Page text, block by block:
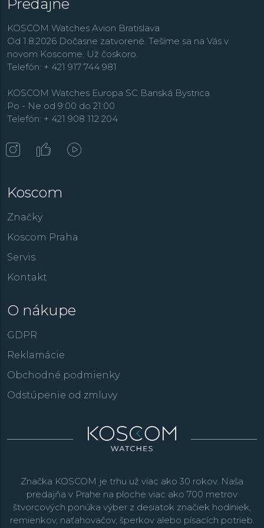
Predajne
KOSCOM Watches Avion Bratislava
Od 1.8.2026 Dočasne zatvorené. Tešíme sa na Vás v
novom Koscome. Už čoskoro.
Telefón: + 421 917 744 981
KOSCOM Watches Europa SC Banská Bystrica
Po - Ne od 9:00 do 21:00
Telefón: + 421 908 112 204
Koscom
Značky
Koscom Praha
Servis
Kontakt
O nákupe
GDPR
Reklamácie
Obchodné podmienky
Odstúpenie od zmluvy
Značka KOSCOM je trhu už viac ako 30 rokov. Naša
predajňa v Prahe na ploche viac ako 700 metrov
štvorcových ponúka výber z desiatok značiek hodiniek,
remienkov, naťahovačov, šperkov alebo písacích potrieb.